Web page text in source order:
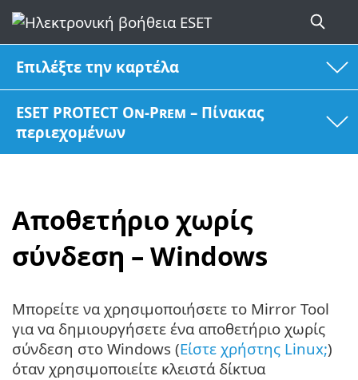
Επιλέξτε την καρτέλα
ESET PROTECT On-Prem – Πίνακας
περιεχομένων
Αποθετήριο χωρίς
σύνδεση – Windows
Μπορείτε να χρησιμοποιήσετε το Mirror Tool
για να δημιουργήσετε ένα αποθετήριο χωρίς
σύνδεση στο Windows (Είστε χρήστης Linux;)
όταν χρησιμοποιείτε κλειστά δίκτυα